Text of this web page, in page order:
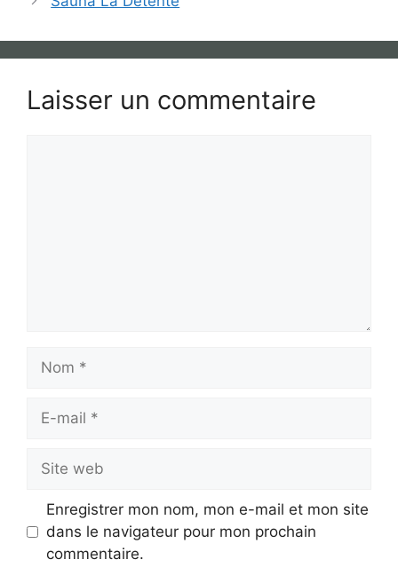
Laisser un commentaire
Nom
Site
web
Enregistrer mon nom, mon e-mail et mon site
dans le navigateur pour mon prochain
commentaire.